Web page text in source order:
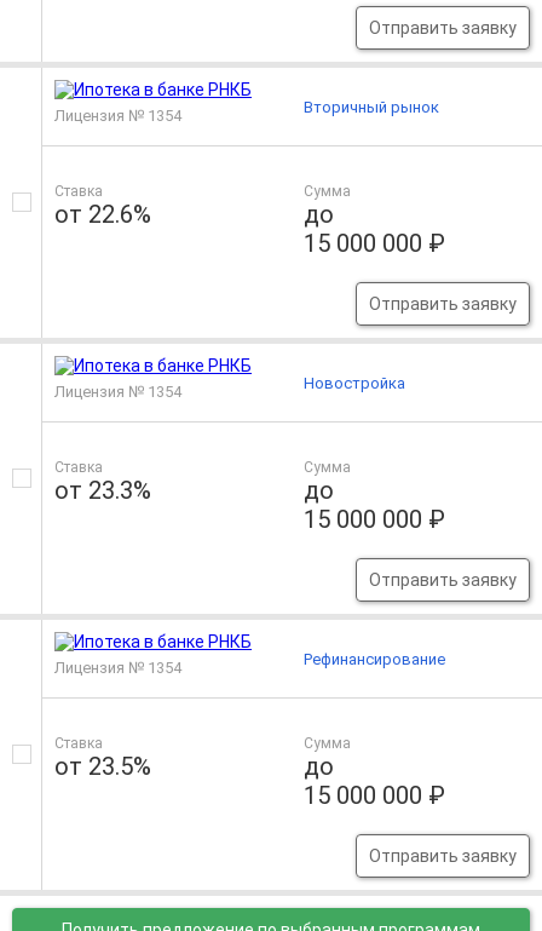
Отправить заявку
Лицензия № 1354
Ставка
от 22.6%
Сумма
до
15 000 000 ₽
Отправить заявку
Вторичный рынок
Лицензия № 1354
Ставка
от 23.3%
Сумма
до
15 000 000 ₽
Отправить заявку
Новостройка
Лицензия № 1354
Ставка
от 23.5%
Сумма
до
15 000 000 ₽
Отправить заявку
Рефинансирование